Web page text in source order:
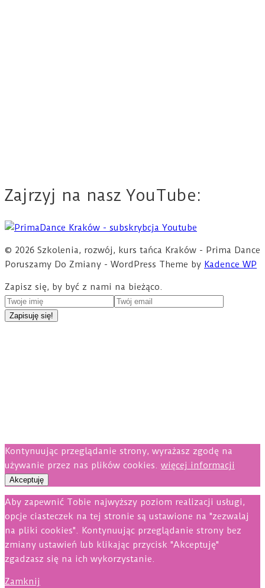
Zajrzyj na nasz YouTube:
© 2026 Szkolenia, rozwój, kurs tańca Kraków - Prima Dance
Poruszamy Do Zmiany - WordPress Theme by Kadence WP
Zapisz się, by być z nami na bieżąco.
Kontynuując przeglądanie strony, wyrażasz zgodę na
używanie przez nas plików cookies. więcej informacji
Akceptuję
Aby zapewnić Tobie najwyższy poziom realizacji usługi,
opcje ciasteczek na tej stronie są ustawione na "zezwalaj
na pliki cookies". Kontynuując przeglądanie strony bez
zmiany ustawień lub klikając przycisk "Akceptuję"
zgadzasz się na ich wykorzystanie.
Zamknij